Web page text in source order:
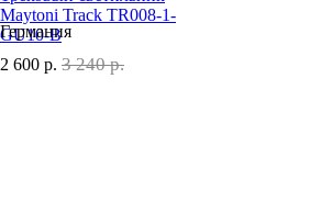
Maytoni Track TR008-1-
GU10-B
Германия
2 600 р. 3 240 р.